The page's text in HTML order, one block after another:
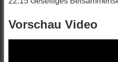
Vorschau Video